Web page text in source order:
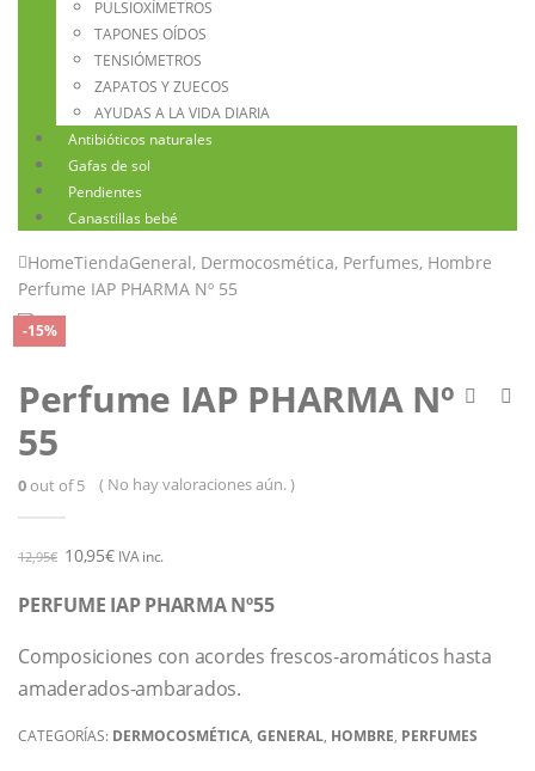
PULSIOXÍMETROS
TAPONES OÍDOS
TENSIÓMETROS
ZAPATOS Y ZUECOS
AYUDAS A LA VIDA DIARIA
Antibióticos naturales
Gafas de sol
Pendientes
Canastillas bebé
HomeTiendaGeneral, Dermocosmética, Perfumes, Hombre
Perfume IAP PHARMA Nº 55
-15%
Perfume IAP PHARMA Nº
55
0out of 5 ( No hay valoraciones aún. )
12,95€ 10,95€ IVA inc.
PERFUME IAP PHARMA Nº55
Composiciones con acordes frescos-aromáticos hasta
amaderados-ambarados.
CATEGORÍAS: DERMOCOSMÉTICA, GENERAL, HOMBRE, PERFUMES